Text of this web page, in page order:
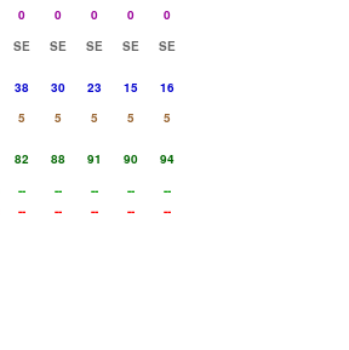
0 0 0 0
0
SE SE SE SE
SE
38 30 23 15
16
5 5 5 5
5
82 88 91 90
94
-- -- -- --
--
-- -- -- -- --